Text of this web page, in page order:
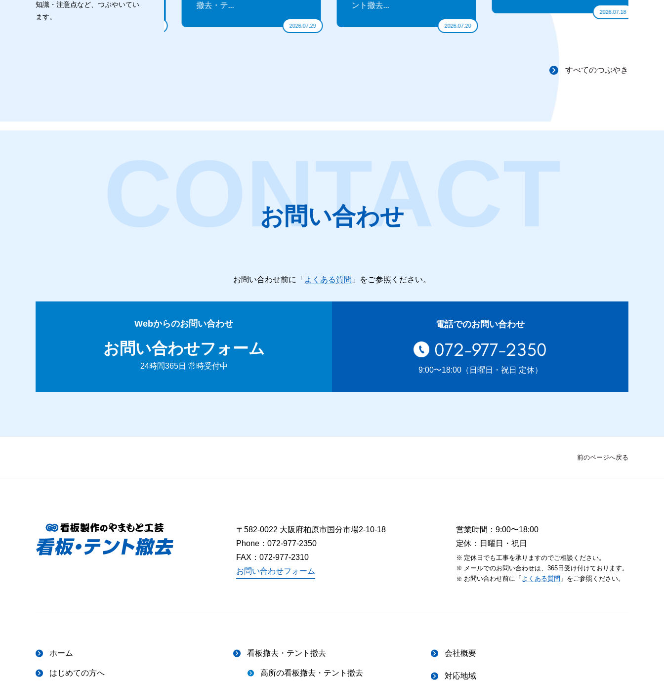
知識・注意点など、つぶやいてい
ます。
ラス面のインク...
撤去・テ...
2026.07.29
ント撤去...
2026.07.20
2026.07.18
すべてのつぶやき
お問い合わせ
お問い合わせ前に 「 よくある質問 」をご参照ください。
Webからのお問い合わせ
お問い合わせフォーム
24時間365日 常時受付中
電話でのお問い合わせ
072-977-2350
9:00〜18:00（日曜日・祝日 定休）
前のページへ戻る
〒582-0022 大阪府柏原市国分市場2-10-18
Phone： 072-977-2350
FAX：072-977-2310
お問い合わせフォーム
営業時間：9:00〜18:00
定休：日曜日・祝日
定休日でも工事を承りますのでご相談ください。
メールでのお問い合わせは、365日受け付けております。
お問い合わせ前に「 よくある質問 」をご参照ください。
ホーム
はじめての方へ
看板撤去・テント撤去
高所の看板撤去・テント撤去
会社概要
対応地域